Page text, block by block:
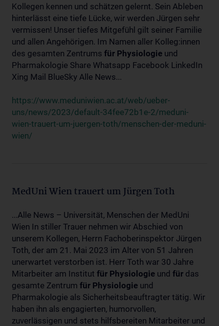
Kollegen kennen und schätzen gelernt. Sein Ableben
hinterlässt eine tiefe Lücke, wir werden Jürgen sehr
vermissen! Unser tiefes Mitgefühl gilt seiner Familie
und allen Angehörigen. Im Namen aller Kolleg:innen
des gesamten Zentrums für Physiologie und
Pharmakologie Share Whatsapp Facebook LinkedIn
Xing Mail BlueSky Alle News...
https://www.meduniwien.ac.at/web/ueber-
uns/news/2023/default-34fee72b1e-2/meduni-
wien-trauert-um-juergen-toth/menschen-der-meduni-
wien/
MedUni Wien trauert um Jürgen Toth
...Alle News – Universität, Menschen der MedUni
Wien In stiller Trauer nehmen wir Abschied von
unserem Kollegen, Herrn Fachoberinspektor Jürgen
Toth, der am 21. Mai 2023 im Alter von 51 Jahren
unerwartet verstorben ist. Herr Toth war 30 Jahre
Mitarbeiter am Institut für Physiologie und für das
gesamte Zentrum für Physiologie und
Pharmakologie als Sicherheitsbeauftragter tätig. Wir
haben ihn als engagierten, humorvollen,
zuverlässigen und stets hilfsbereiten Mitarbeiter und